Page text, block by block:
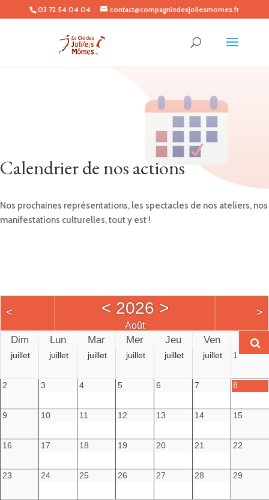
03 72 54 04 04 contact@compagniedesjoliesmomes.fr
Calendrier de nos actions
Nos prochaines représentations, les spectacles de nos ateliers, nos
manifestations culturelles, tout y est !
< <2026 >
Août
>
Dim Lun Mar Mer Jeu Ven Sam
juillet juillet juillet juillet juillet juillet 1
2 3 4 5 6 7 8
9 10 11 12 13 14 15
16 17 18 19 20 21 22
23 24 25 26 27 28 29